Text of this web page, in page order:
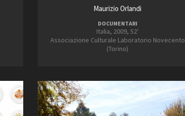
Maurizio Orlandi
DOCUMENTARI
Italia, 2009, 52'
Associazione Culturale Laboratorio Novecento
(Torino)